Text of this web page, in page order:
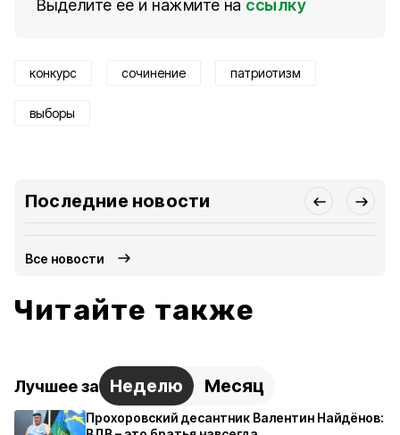
Выделите ее и нажмите на ссылку
конкурс сочинение патриотизм
выборы
Последние новости
Все новости
Читайте также
Лучшее за Неделю Месяц
Прохоровский десантник Валентин Найдёнов: